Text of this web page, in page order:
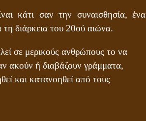
κάτι σαν την συναισθησία, ένα
διάρκεια του 20ού αιώνα.
σε μερικούς ανθρώπους το να
ακούν ή διαβάζουν γράμματα,
και κατανοηθεί από τους